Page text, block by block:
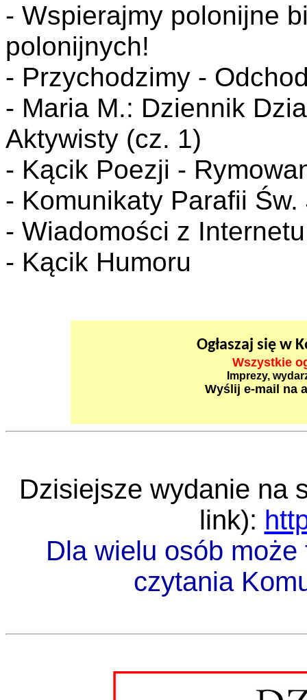
- Wspierajmy polonijne
polonijnych!
- Przychodzimy -
- Maria M.: Dziennik
Aktywisty (cz. 1)
- Kącik Poezji -
- Komunikaty Parafii
- Wiadomości z
- Kącik Humoru
Ogłaszaj się w
Wszystkie
Imprezy,
Wyślij e-mail na
Dzisiejsze wydanie na
link):
Dla wielu osób
czytania